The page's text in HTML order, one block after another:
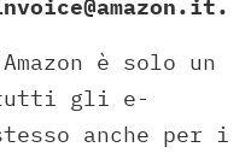
è solo un
tutti gli e-
anche per i